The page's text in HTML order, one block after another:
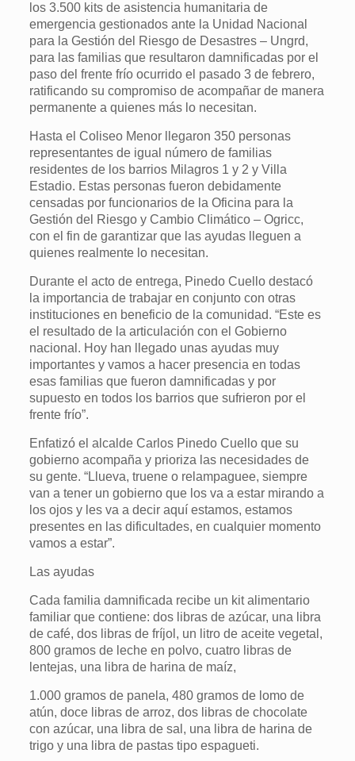
los 3.500 kits de asistencia humanitaria de
emergencia gestionados ante la Unidad Nacional
para la Gestión del Riesgo de Desastres – Ungrd,
para las familias que resultaron damnificadas por el
paso del frente frío ocurrido el pasado 3 de febrero,
ratificando su compromiso de acompañar de manera
permanente a quienes más lo necesitan.
Hasta el Coliseo Menor llegaron 350 personas
representantes de igual número de familias
residentes de los barrios Milagros 1 y 2 y Villa
Estadio. Estas personas fueron debidamente
censadas por funcionarios de la Oficina para la
Gestión del Riesgo y Cambio Climático – Ogricc,
con el fin de garantizar que las ayudas lleguen a
quienes realmente lo necesitan.
Durante el acto de entrega, Pinedo Cuello destacó
la importancia de trabajar en conjunto con otras
instituciones en beneficio de la comunidad. “Este es
el resultado de la articulación con el Gobierno
nacional. Hoy han llegado unas ayudas muy
importantes y vamos a hacer presencia en todas
esas familias que fueron damnificadas y por
supuesto en todos los barrios que sufrieron por el
frente frío”.
Enfatizó el alcalde Carlos Pinedo Cuello que su
gobierno acompaña y prioriza las necesidades de
su gente. “Llueva, truene o relampaguee, siempre
van a tener un gobierno que los va a estar mirando a
los ojos y les va a decir aquí estamos, estamos
presentes en las dificultades, en cualquier momento
vamos a estar”.
Las ayudas
Cada familia damnificada recibe un kit alimentario
familiar que contiene: dos libras de azúcar, una libra
de café, dos libras de fríjol, un litro de aceite vegetal,
800 gramos de leche en polvo, cuatro libras de
lentejas, una libra de harina de maíz,
1.000 gramos de panela, 480 gramos de lomo de
atún, doce libras de arroz, dos libras de chocolate
con azúcar, una libra de sal, una libra de harina de
trigo y una libra de pastas tipo espagueti.